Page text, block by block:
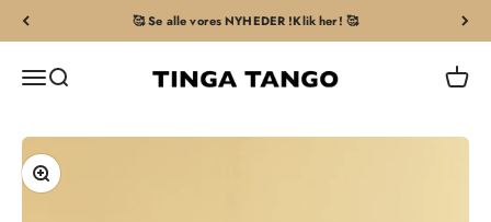
Spring til indhold 🥰 Se alle vores NYHEDER !Klik her! 🥰
Åbn navigationsmenu
Åbn søgefunktion
Tingatango
Åbn
Zoom